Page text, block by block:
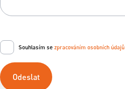
Souhlasím se zpracováním osobních údajů
Odeslat